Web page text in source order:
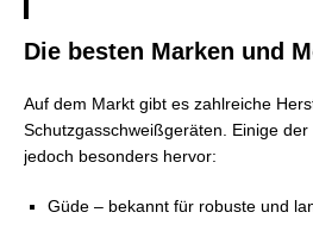
Die besten Marken und
Auf dem Markt gibt es zahlreiche
Schutzgasschweißgeräten. Einige
jedoch besonders hervor:
Güde – bekannt für robuste und